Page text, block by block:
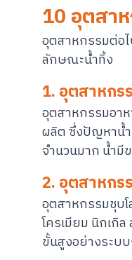
10 อุตสา
อุตสาหกรรมต่อ
ลักษณะน้ำทิ้ง
1. อุตสาหกร
อุตสาหกรรมอา
ผลิต ซึ่งปัญหาน้ำ
จำนวนมาก น้ำมี
2. อุตสาหกร
อุตสาหกรรมชุบ
โครเมียม นิกเกิ
ขั้นสูงอย่างระบบ